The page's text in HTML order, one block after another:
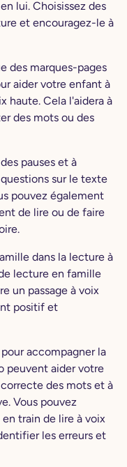
lui. Choisissez des
et encouragez-le à
des marques-pages
aider votre enfant à
haute. Cela l'aidera à
des mots ou des
pauses et à
sur le texte
pouvez également
de lire ou de faire
dans la lecture à
lecture en famille
un passage à voix
positif et
accompagner la
peuvent aider votre
des mots et à
Vous pouvez
train de lire à voix
les erreurs et